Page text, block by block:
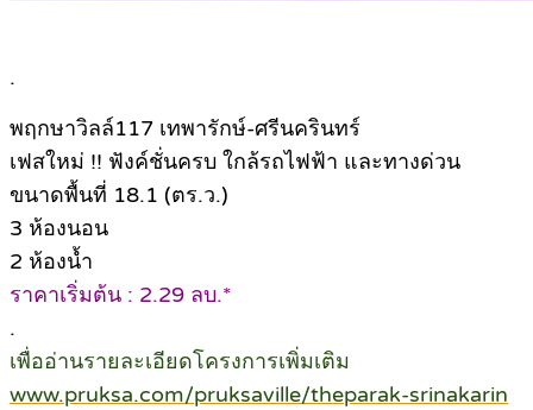
.
พฤกษาวิลล์117 เทพารักษ์-ศรีนครินทร์
เฟสใหม่ !! ฟังค์ชั่นครบ ใกล้รถไฟฟ้า และทางด่วน
ขนาดพื้นที่ 18.1 (ตร.ว.)
3 ห้องนอน
2 ห้องน้ำ
ราคาเริ่มต้น : 2.29 ลบ.*
.
เพื่ออ่านรายละเอียดโครงการเพิ่มเติม
www.pruksa.com/pruksaville/theparak-srinakarin